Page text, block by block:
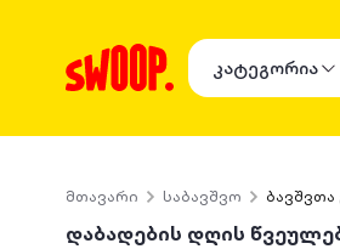
კატეგორია
მთავარი საბავშვო
დაბადების დღის წვეულება